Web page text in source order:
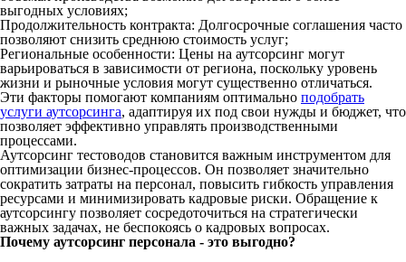
выгодных условиях;
Продолжительность контракта: Долгосрочные соглашения часто
позволяют снизить среднюю стоимость услуг;
Региональные особенности: Цены на аутсорсинг могут
варьироваться в зависимости от региона, поскольку уровень
жизни и рыночные условия могут существенно отличаться.
Эти факторы помогают компаниям оптимально подобрать
услуги аутсорсинга, адаптируя их под свои нужды и бюджет, что
позволяет эффективно управлять производственными
процессами.
Аутсорсинг тестоводов становится важным инструментом для
оптимизации бизнес-процессов. Он позволяет значительно
сократить затраты на персонал, повысить гибкость управления
ресурсами и минимизировать кадровые риски. Обращение к
аутсорсингу позволяет сосредоточиться на стратегически
важных задачах, не беспокоясь о кадровых вопросах.
Почему аутсорсинг персонала - это выгодно?